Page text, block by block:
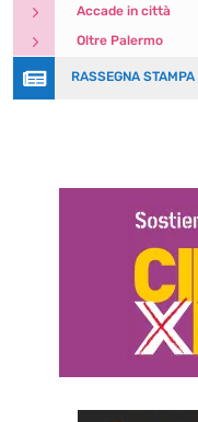
5 Accade in città
5 Oltre Palermo
 RASSEGNA STAMPA